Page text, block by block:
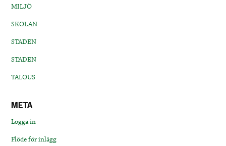
MILJÖ
SKOLAN
STADEN
STADEN
TALOUS
META
Logga in
Flöde för inlägg